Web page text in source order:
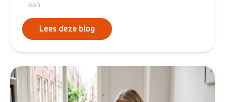
een
Lees deze blog